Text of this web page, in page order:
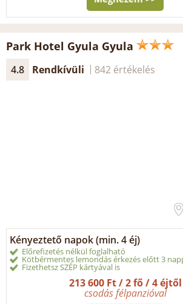
Park Hotel Gyula Gyula
4.8 Rendkívüli 842 értékelés
Kényeztető napok (min. 4 éj)
Előrefizetés nélkül foglalható
Kötbérmentes lemondás érkezés előtt 3
Fizethetsz SZÉP kártyával is
213 600 Ft / 2 fő / 4 éjtől
csodás félpanzióval